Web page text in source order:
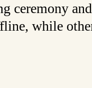
ceremony
while